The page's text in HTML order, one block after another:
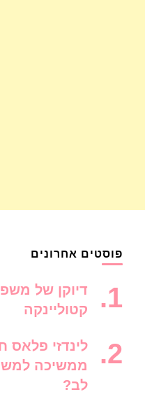
פוסטים אחרונים
דיוקן של
קטוליינקה
ממשיכה
לב?